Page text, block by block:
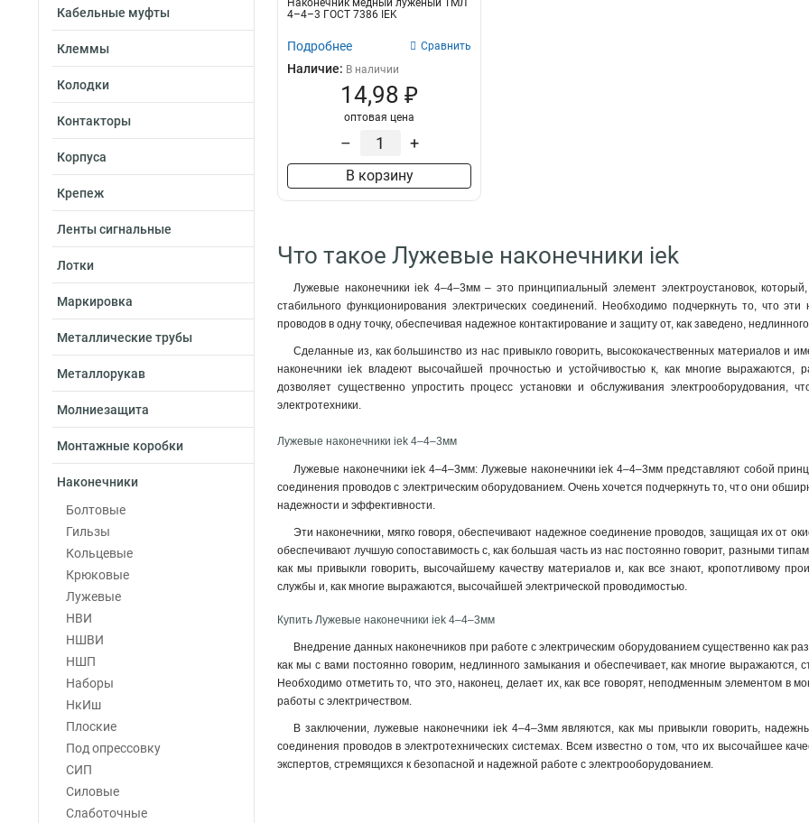
Кабельные муфты
Клеммы
Колодки
Контакторы
Корпуса
Крепеж
Ленты сигнальные
Лотки
Маркировка
Металлические трубы
Металлорукав
Молниезащита
Монтажные коробки
Наконечники
Болтовые
Гильзы
Кольцевые
Крюковые
Лужевые
НВИ
НШВИ
НШП
Наборы
НкИш
Плоские
Под опрессовку
СИП
Силовые
Слаботочные
50–8–11мм 1
35–12–9мм
35–10–10мм 1
35–10–9мм 1
35–8–10мм 1
1
25–10–8мм 1
25–10–7мм 1
25–8–8мм
16–8–6мм 1
16–6–6мм 1
10–6–5мм 1
6–4–4мм 1
4–6–3мм 1
4–5–3мм 1
4–4–3мм 1
2,5–6–2,6мм 1
2,5–5–2,6мм 1
2,5–4–2,6мм 1
240-24мм
185-21мм 1
95-15мм 1
70-13мм 1
50-11мм
35-10мм 1
35-9мм 1
Наконечник медный луженый ТМЛ
4–4–3 ГОСТ 7386 IEK
Подробнее Сравнить
Наличие: В наличии
14,98 ₽
оптовая цена
– +
В корзину
Что такое Лужевые наконечники iek
Лужевые наконечники iek 4–4–3мм – это принципиальный элемент электроустановок,
стабильного функционирования электрических соединений. Необходимо подчеркнуть то, что
проводов в одну точку, обеспечивая надежное контактирование и защиту от, как заведено,
Сделанные из, как большинство из нас привыкло говорить, высококачественных материалов
наконечники iek владеют высочайшей прочностью и устойчивостью к, как многие
дозволяет существенно упростить процесс установки и обслуживания
электротехники.
Лужевые наконечники iek 4–4–3мм
Лужевые наконечники iek 4–4–3мм: Лужевые наконечники iek 4–4–3мм представляют собой
соединения проводов с электрическим оборудованием. Очень хочется подчеркнуть то, что они
надежности и эффективности.
Эти наконечники, мягко говоря, обеспечивают надежное соединение проводов, защищая их от
обеспечивают лучшую сопоставимость с, как большая часть из нас постоянно говорит, разными
как мы привыкли говорить, высочайшему качеству материалов и, как все знают, кропотливому
службы и, как многие выражаются, высочайшей электрической проводимостью.
Купить Лужевые наконечники iek 4–4–3мм
Внедрение данных наконечников при работе с электрическим оборудованием существенно как
как мы с вами постоянно говорим, недлинного замыкания и обеспечивает, как многие выражаются,
Необходимо отметить то, что это, наконец, делает их, как все говорят, неподменным элементом в
работы с электричеством.
В заключении, лужевые наконечники iek 4–4–3мм являются, как мы привыкли говорить,
соединения проводов в электротехнических системах. Всем известно о том, что их высочайшее
экспертов, стремящихся к безопасной и надежной работе с электрооборудованием.